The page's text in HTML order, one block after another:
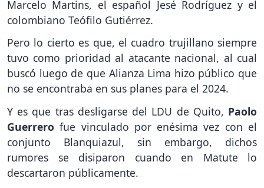
Marcelo Martins, el español Jesé Rodríguez y el
colombiano Teófilo Gutiérrez.
Pero lo cierto es que, el cuadro trujillano siempre
tuvo como prioridad al atacante nacional, al cual
buscó luego de que Alianza Lima hizo público que
no se encontraba en sus planes para el 2024.
Y es que tras desligarse del LDU de Quito, Paolo
Guerrero fue vinculado por enésima vez con el
conjunto Blanquiazul, sin embargo, dichos
rumores se disiparon cuando en Matute lo
descartaron públicamente.